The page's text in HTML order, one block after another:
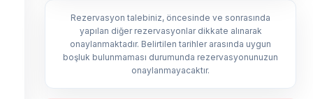
Rezervasyon talebiniz, öncesinde ve sonrasında
yapılan diğer rezervasyonlar dikkate alınarak
onaylanmaktadır. Belirtilen tarihler arasında uygun
boşluk bulunmaması durumunda rezervasyonunuzun
onaylanmayacaktır.